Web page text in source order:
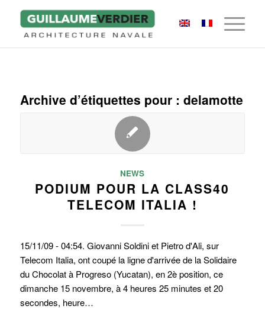
Archive d’étiquettes pour : delamotte
NEWS
PODIUM POUR LA CLASS40
TELECOM ITALIA !
15/11/09 - 04:54. Giovanni Soldini et Pietro d'Ali, sur
Telecom Italia, ont coupé la ligne d'arrivée de la Solidaire
du Chocolat à Progreso (Yucatan), en 2è position, ce
dimanche 15 novembre, à 4 heures 25 minutes et 20
secondes, heure…